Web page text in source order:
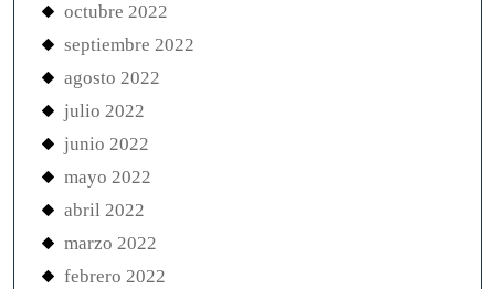
octubre 2022
septiembre 2022
agosto 2022
julio 2022
junio 2022
mayo 2022
abril 2022
marzo 2022
febrero 2022